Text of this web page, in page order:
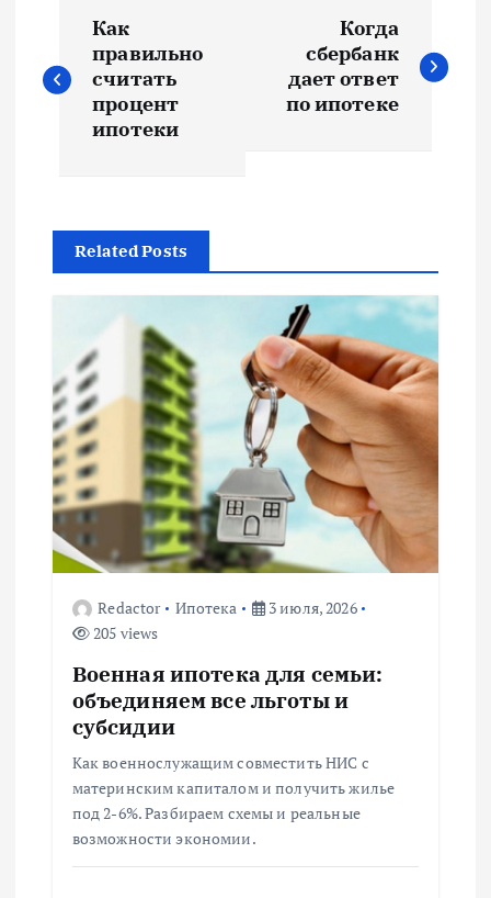
а
г
а
и
я
п
о
Как
правильно
считать
процент
ипотеки
Когда
сбербанк
дает ответ
по ипотеке
Related Posts
Redactor Ипотека
3 июля, 2026
205 views
Военная ипотека для семьи:
объединяем все льготы и
субсидии
Как военнослужащим совместить НИС с
материнским капиталом и получить жилье
под 2-6%. Разбираем схемы и реальные
возможности экономии.